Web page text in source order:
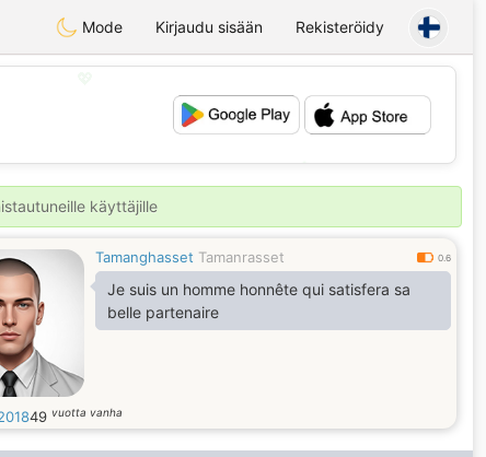
Mode Kirjaudu sisään Rekisteröidy
💕
käyttäjille
Tamanghasset Tamanrasset 0.6
Je suis un homme honnête qui satisfera sa
belle partenaire
49 vuotta vanha